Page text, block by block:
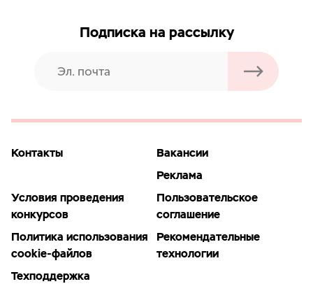
Подписка на рассылку
Контакты
Вакансии
Реклама
Условия проведения
конкурсов
Пользовательское
соглашение
Политика использования
cookie-файлов
Рекомендательные
технологии
Техподдержка